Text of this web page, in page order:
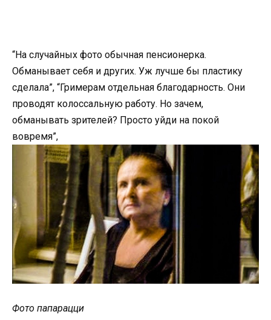
“На случайных фото обычная пенсионерка.
Обманывает себя и других. Уж лучше бы пластику
сделала”, “Гримерам отдельная благодарность. Они
проводят колоссальную работу. Но зачем,
обманывать зрителей? Просто уйди на покой
вовремя”,
Фото папарацци